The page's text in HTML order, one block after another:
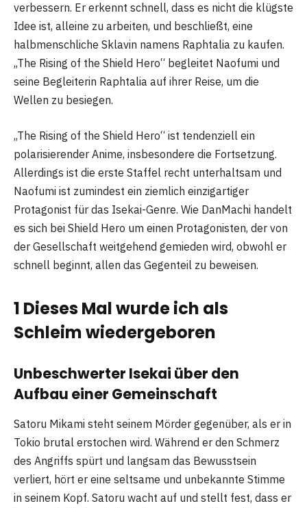
verbessern. Er erkennt schnell, dass es nicht die klügste
Idee ist, alleine zu arbeiten, und beschließt, eine
halbmenschliche Sklavin namens Raphtalia zu kaufen.
„The Rising of the Shield Hero“ begleitet Naofumi und
seine Begleiterin Raphtalia auf ihrer Reise, um die
Wellen zu besiegen.
„The Rising of the Shield Hero“ ist tendenziell ein
polarisierender Anime, insbesondere die Fortsetzung.
Allerdings ist die erste Staffel recht unterhaltsam und
Naofumi ist zumindest ein ziemlich einzigartiger
Protagonist für das Isekai-Genre. Wie DanMachi handelt
es sich bei Shield Hero um einen Protagonisten, der von
der Gesellschaft weitgehend gemieden wird, obwohl er
schnell beginnt, allen das Gegenteil zu beweisen.
1 Dieses Mal wurde ich als
Schleim wiedergeboren
Unbeschwerter Isekai über den
Aufbau einer Gemeinschaft
Satoru Mikami steht seinem Mörder gegenüber, als er in
Tokio brutal erstochen wird. Während er den Schmerz
des Angriffs spürt und langsam das Bewusstsein
verliert, hört er eine seltsame und unbekannte Stimme
in seinem Kopf. Satoru wacht auf und stellt fest, dass er